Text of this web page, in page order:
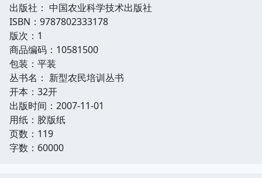
出版社： 中国农业科学技术出版社
ISBN：9787802333178
版次：1
商品编码：10581500
包装：平装
丛书名： 新型农民培训丛书
开本：32开
出版时间：2007-11-01
用纸：胶版纸
页数：119
字数：60000